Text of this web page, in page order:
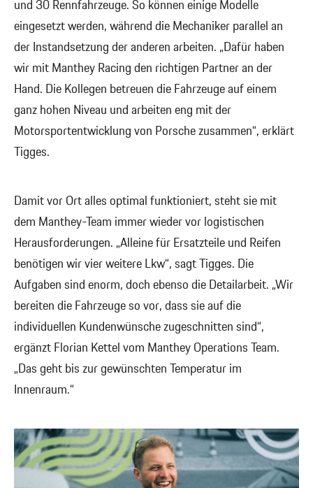
und 30 Rennfahrzeuge. So können einige Modelle
eingesetzt werden, während die Mechaniker parallel an
der Instandsetzung der anderen arbeiten. „Dafür haben
wir mit Manthey Racing den richtigen Partner an der
Hand. Die Kollegen betreuen die Fahrzeuge auf einem
ganz hohen Niveau und arbeiten eng mit der
Motorsportentwicklung von Porsche zusammen“, erklärt
Tigges.
Damit vor Ort alles optimal funktioniert, steht sie mit
dem Manthey-Team immer wieder vor logistischen
Herausforderungen. „Alleine für Ersatzteile und Reifen
benötigen wir vier weitere Lkw“, sagt Tigges. Die
Aufgaben sind enorm, doch ebenso die Detailarbeit. „Wir
bereiten die Fahrzeuge so vor, dass sie auf die
individuellen Kundenwünsche zugeschnitten sind“,
ergänzt Florian Kettel vom Manthey Operations Team.
„Das geht bis zur gewünschten Temperatur im
Innenraum.“